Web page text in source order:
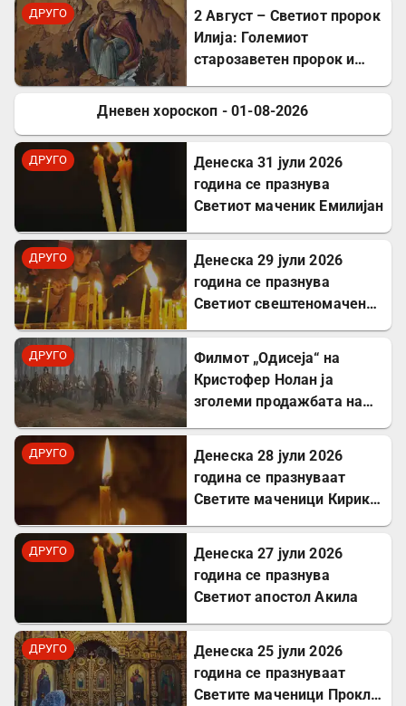
ДРУГО
2 Август – Светиот пророк
Илија: Големиот
старозаветен пророк и
ДРУГО
Дневен хороскоп - 01-08-2026
ДРУГО
Денеска 31 јули 2026
година се празнува
Светиот маченик Емилијан
ДРУГО
Денеска 29 јули 2026
година се празнува
Светиот свештеномаченик
ДРУГО
Филмот „Одисеја“ на
Кристофер Нолан ја
зголеми продажбата на
ДРУГО
Денеска 28 јули 2026
година се празнуваат
Светите маченици Кирик и
ДРУГО
Денеска 27 јули 2026
година се празнува
Светиот апостол Акила
ДРУГО
Денеска 25 јули 2026
година се празнуваат
Светите маченици Прокл и